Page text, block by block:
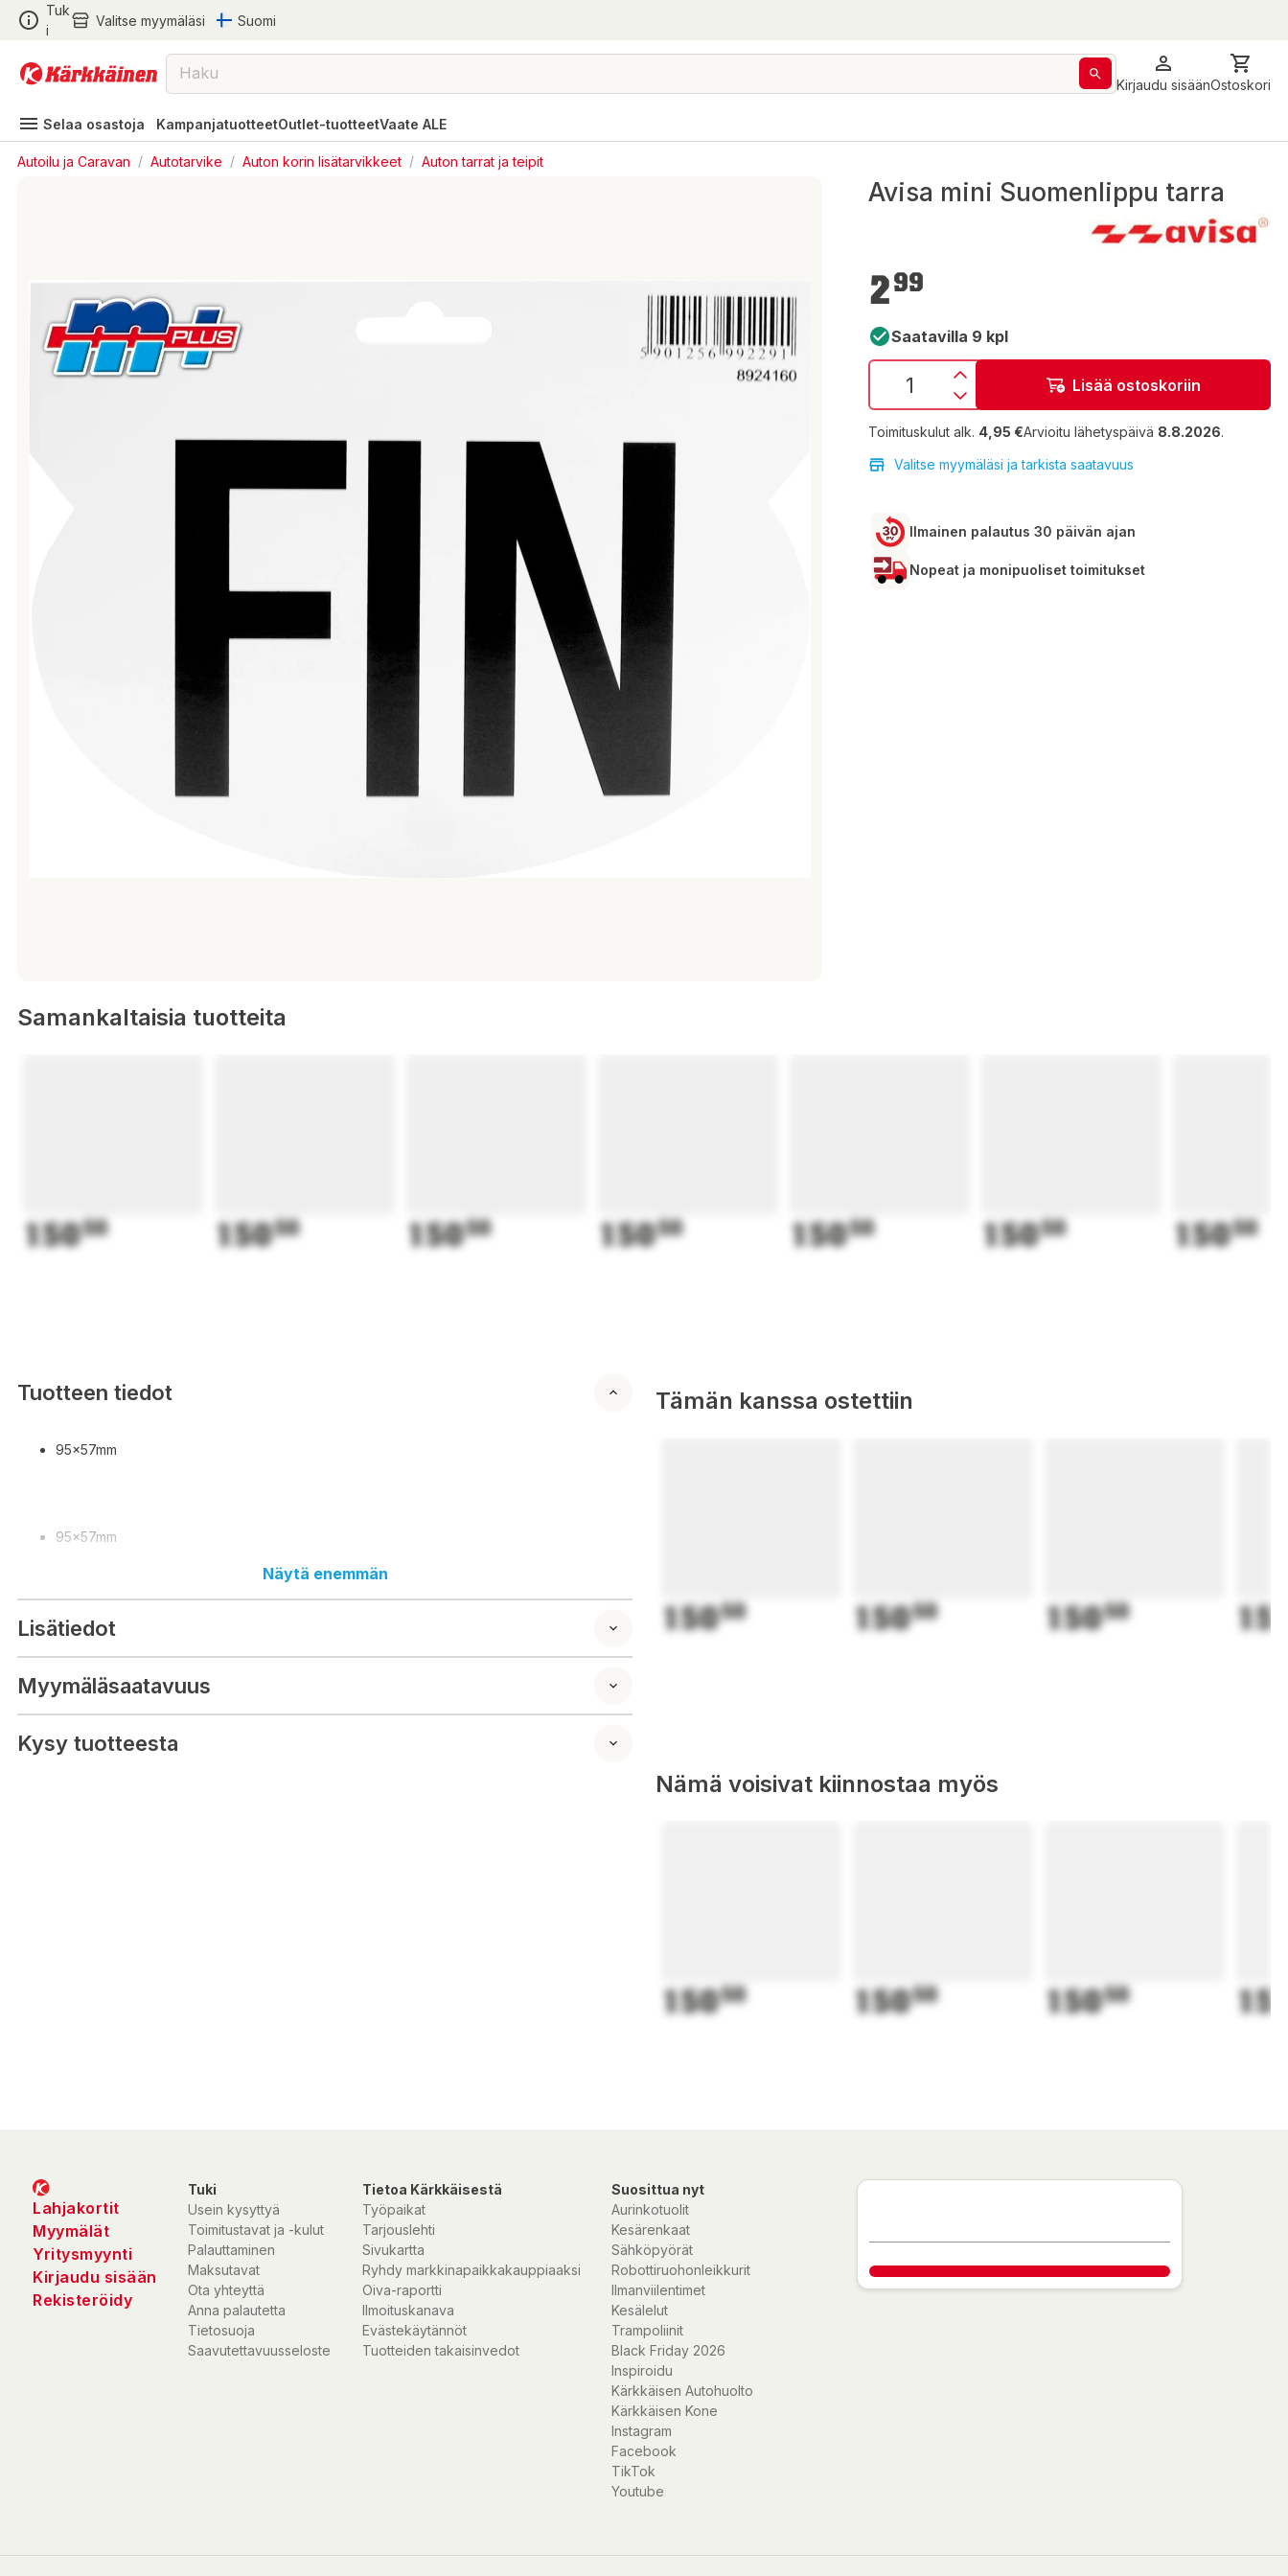
Tuk
i
Valitse myymäläsi Suomi
Kirjaudu sisäänOstoskori
Selaa osastoja KampanjatuotteetOutlet-tuotteetVaate ALE
Autoilu ja Caravan / Autotarvike / Auton korin lisätarvikkeet / Auton tarrat ja teipit
Avisa mini Suomenlippu tarra
2,99 €
299
Saatavilla 9 kpl
Lisää ostoskoriin
Toimituskulut alk. 4,95 €Arvioitu lähetyspäivä 8.8.2026.
Valitse myymäläsi ja tarkista saatavuus
Ilmainen palautus 30 päivän ajan
Nopeat ja monipuoliset toimitukset
Samankaltaisia tuotteita
15050 15050 15050 15050 15050 15050 15050
Tuotteen tiedot
95x57mm
95x57mm
Näytä enemmän
Lisätiedot
Myymäläsaatavuus
Kysy tuotteesta
Tämän kanssa ostettiin
15050 15050 15050
Nämä voisivat kiinnostaa myös
15050 15050 15050
Lahjakortit
Myymälät
Yritysmyynti
Kirjaudu sisään
Rekisteröidy
Tuki
Usein kysyttyä
Toimitustavat ja -kulut
Palauttaminen
Maksutavat
Ota yhteyttä
Anna palautetta
Tietosuoja
Saavutettavuusseloste
Tietoa Kärkkäisestä
Työpaikat
Tarjouslehti
Sivukartta
Ryhdy markkinapaikkakauppiaaksi
Oiva-raportti
Ilmoituskanava
Evästekäytännöt
Tuotteiden takaisinvedot
Suosittua nyt
Aurinkotuolit
Kesärenkaat
Sähköpyörät
Robottiruohonleikkurit
Ilmanviilentimet
Kesälelut
Trampoliinit
Black Friday 2026
Inspiroidu
Kärkkäisen Autohuolto
Kärkkäisen Kone
Instagram
Facebook
TikTok
Youtube